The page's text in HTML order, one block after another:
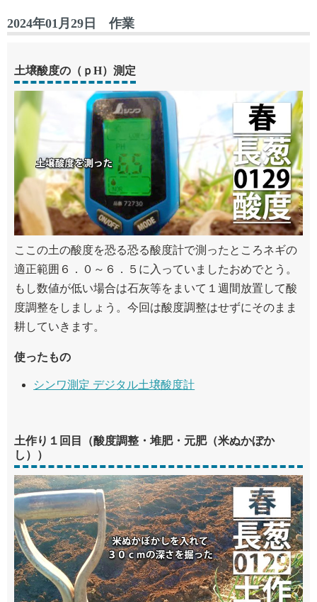
2024年01月29日 作業
土壌酸度の（ｐH）測定
ここの土の酸度を恐る恐る酸度計で測ったところネギの
適正範囲６．０～６．５に入っていましたおめでとう。
もし数値が低い場合は石灰等をまいて１週間放置して酸
度調整をしましょう。今回は酸度調整はせずにそのまま
耕していきます。
使ったもの
シンワ測定 デジタル土壌酸度計
土作り１回目（酸度調整・堆肥・元肥（米ぬかぼか
し））